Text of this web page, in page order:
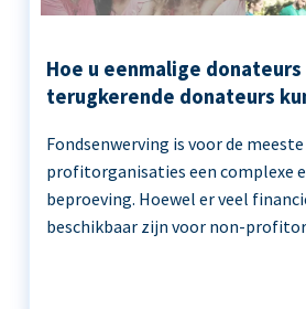
Hoe u eenmalige donateurs
terugkerende donateurs
Fondsenwerving is voor de
profitorganisaties een complexe
beproeving. Hoewel er veel
beschikbaar zijn voor non-